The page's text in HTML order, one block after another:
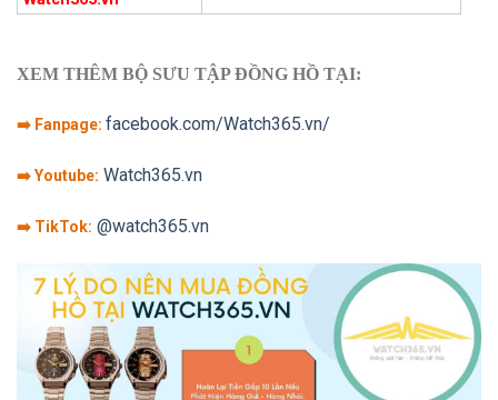
XEM THÊM BỘ SƯU TẬP ĐỒNG HỒ TẠI:
➡️ Fanpage: facebook.com/Watch365.vn/
➡️ Youtube: Watch365.vn
➡️ TikTok: @watch365.vn